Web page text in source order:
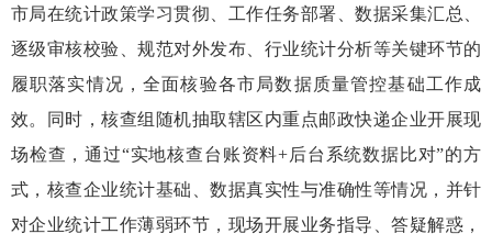
市局在统计政策学习贯彻、工作任务部署、数据采集汇总、
逐级审核校验、规范对外发布、行业统计分析等关键环节的
履职落实情况，全面核验各市局数据质量管控基础工作成
效。同时，核查组随机抽取辖区内重点邮政快递企业开展现
场检查，通过“实地核查台账资料+后台系统数据比对”的方
式，核查企业统计基础、数据真实性与准确性等情况，并针
对企业统计工作薄弱环节，现场开展业务指导、答疑解惑，